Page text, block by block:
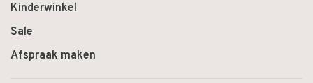
Kinderwinkel
Sale
Afspraak maken